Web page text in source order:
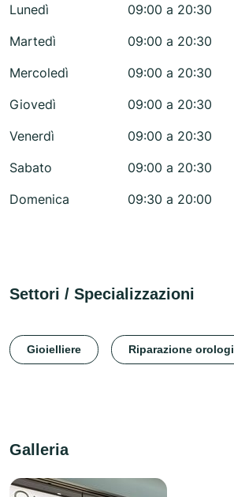
Lunedì
09:00 a 20:30
Martedì
09:00 a 20:30
Mercoledì
09:00 a 20:30
Giovedì
09:00 a 20:30
Venerdì
09:00 a 20:30
Sabato
09:00 a 20:30
Domenica
09:30 a 20:00
Settori / Specializzazioni
Gioielliere Riparazione orologi
Galleria